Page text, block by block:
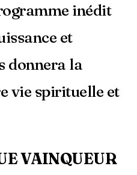
inédit
et
donnera la
vie spirituelle et
VAINQUEUR